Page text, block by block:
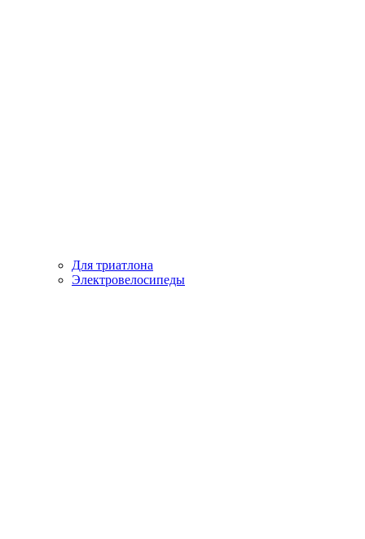
Для триатлона
Электровелосипеды